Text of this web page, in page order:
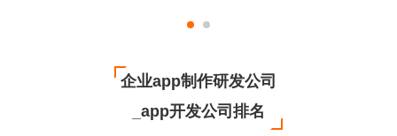
企业app制作研发公司
_app开发公司排名